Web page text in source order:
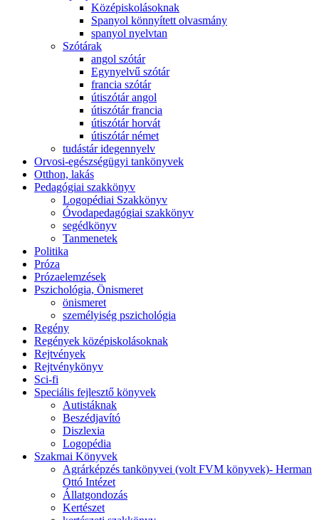
Középiskolásoknak
Spanyol könnyített olvasmány
spanyol nyelvtan
Szótárak
angol szótár
Egynyelvű szótár
francia szótár
útiszótár angol
útiszótár francia
útiszótár horvát
útiszótár német
tudástár idegennyelv
Orvosi-egészségügyi tankönyvek
Otthon, lakás
Pedagógiai szakkönyv
Logopédiai Szakkönyv
Óvodapedagógiai szakkönyv
segédkönyv
Tanmenetek
Politika
Próza
Prózaelemzések
Pszichológia, Önismeret
önismeret
személyiség pszichológia
Regény
Regények középiskolásoknak
Rejtvények
Rejtvénykönyv
Sci-fi
Speciális fejlesztő könyvek
Autistáknak
Beszédjavító
Diszlexia
Logopédia
Szakmai Könyvek
Agrárképzés tankönyvei (volt FVM könyvek)- Herman
Ottó Intézet
Állatgondozás
Kertészet